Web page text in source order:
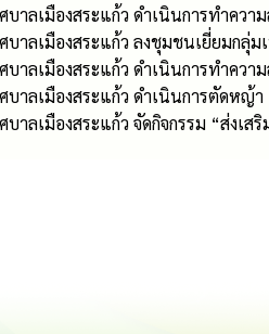
บาลเมืองสระแก้ว ดำเนินการทำควา
บาลเมืองสระแก้ว ลงชุมชนเยี่ยมกลุ่ม
บาลเมืองสระแก้ว ดำเนินการทำควา
บาลเมืองสระแก้ว ดำเนินการตัดหญ้า
บาลเมืองสระแก้ว จัดกิจกรรม “ส่งเ